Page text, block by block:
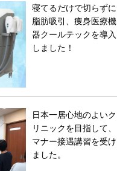
寝てるだけで切らずに
脂肪吸引、痩身医療機
器クールテックを導入
しました！
日本一居心地のよいク
リニックを目指して、
マナー接遇講習を受け
ました。